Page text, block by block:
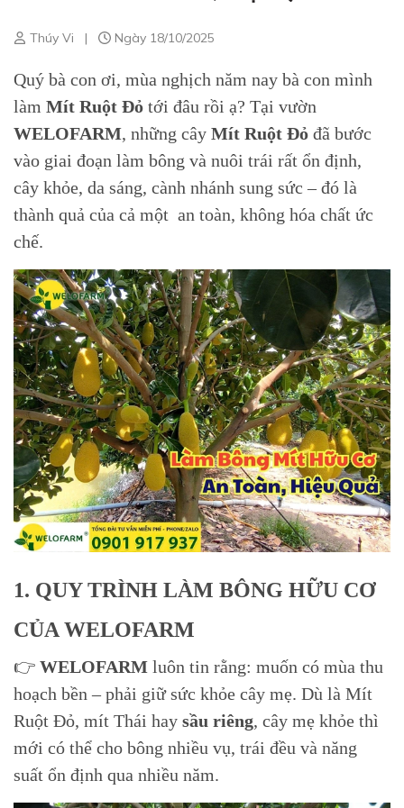
Thúy Vi | Ngày 18/10/2025
Quý bà con ơi, mùa nghịch năm nay bà con mình
làm Mít Ruột Đỏ tới đâu rồi ạ? Tại vườn
WELOFARM, những cây Mít Ruột Đỏ đã bước
vào giai đoạn làm bông và nuôi trái rất ổn định,
cây khỏe, da sáng, cành nhánh sung sức – đó là
thành quả của cả một an toàn, không hóa chất ức
chế.
1. QUY TRÌNH LÀM BÔNG HỮU CƠ
CỦA WELOFARM
👉 WELOFARM luôn tin rằng: muốn có mùa thu
hoạch bền – phải giữ sức khỏe cây mẹ. Dù là Mít
Ruột Đỏ, mít Thái hay sầu riêng, cây mẹ khỏe thì
mới có thể cho bông nhiều vụ, trái đều và năng
suất ổn định qua nhiều năm.